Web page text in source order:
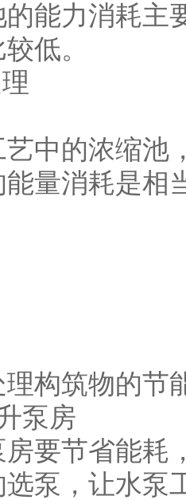
能力消耗主
低。
中的浓缩池
量消耗是相
构筑物的节
泵房
要节省能耗
选泵，让水泵